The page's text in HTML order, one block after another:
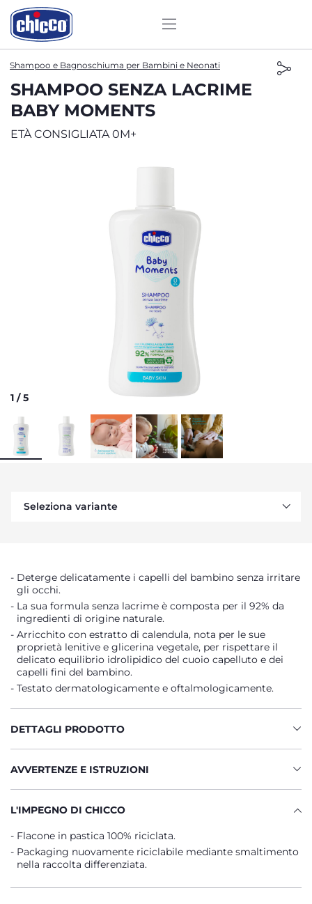
Shampoo e Bagnoschiuma per Bambini e Neonati
SHAMPOO SENZA LACRIME
BABY MOMENTS
ETÀ CONSIGLIATA 0M+
1 /5
Seleziona variante
Deterge delicatamente i capelli del bambino senza irritare
gli occhi.
La sua formula senza lacrime è composta per il 92% da
ingredienti di origine naturale.
Arricchito con estratto di calendula, nota per le sue
proprietà lenitive e glicerina vegetale, per rispettare il
delicato equilibrio idrolipidico del cuoio capelluto e dei
capelli fini del bambino.
Testato dermatologicamente e oftalmologicamente.
DETTAGLI PRODOTTO
AVVERTENZE E ISTRUZIONI
L'IMPEGNO DI CHICCO
Flacone in pastica 100% riciclata.
Packaging nuovamente riciclabile mediante smaltimento
nella raccolta differenziata.